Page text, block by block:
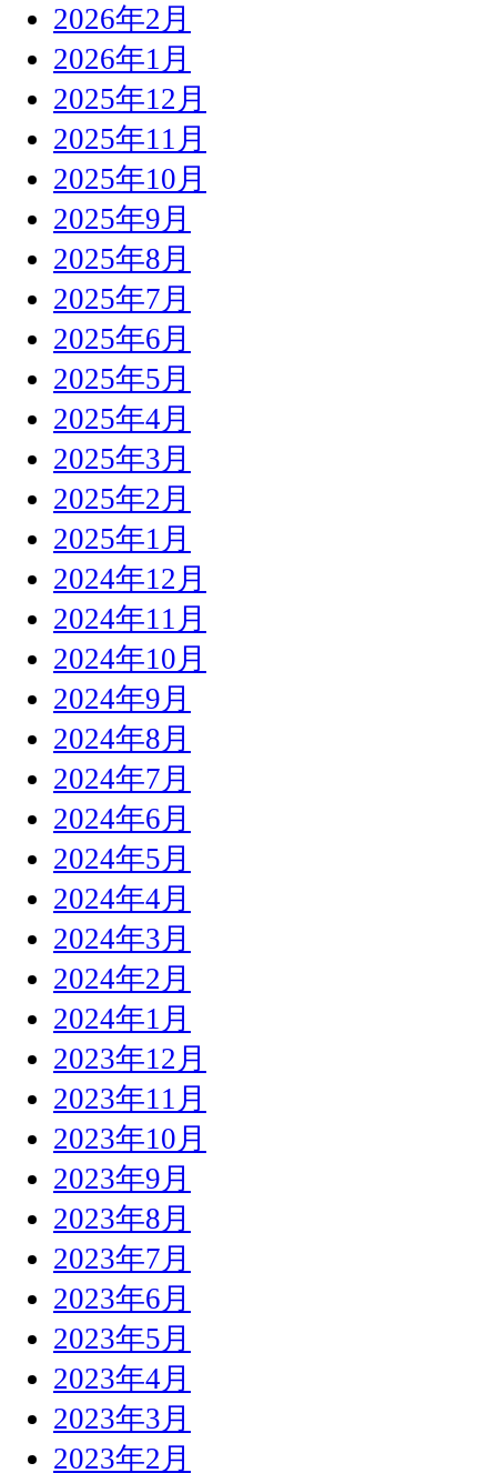
2026年2月
2026年1月
2025年12月
2025年11月
2025年10月
2025年9月
2025年8月
2025年7月
2025年6月
2025年5月
2025年4月
2025年3月
2025年2月
2025年1月
2024年12月
2024年11月
2024年10月
2024年9月
2024年8月
2024年7月
2024年6月
2024年5月
2024年4月
2024年3月
2024年2月
2024年1月
2023年12月
2023年11月
2023年10月
2023年9月
2023年8月
2023年7月
2023年6月
2023年5月
2023年4月
2023年3月
2023年2月